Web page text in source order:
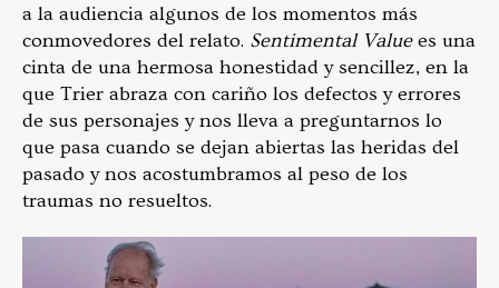
a la audiencia algunos de los momentos más
conmovedores del relato. Sentimental Valuees una
cinta de una hermosa honestidad y sencillez, en la
que Trier abraza con cariño los defectos y errores
de sus personajes y nos lleva a preguntarnos lo
que pasa cuando se dejan abiertas las heridas del
pasado y nos acostumbramos al peso de los
traumas no resueltos.